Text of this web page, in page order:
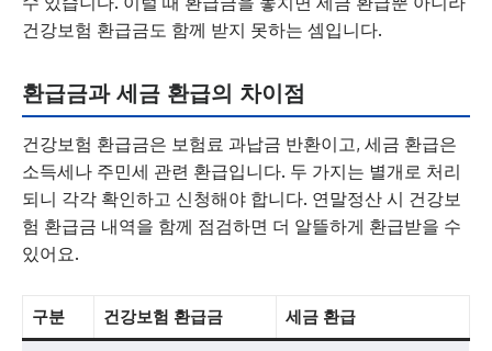
건강보험 환급금도 함께 받지 못하는 셈입니다.
환급금과 세금 환급의 차이점
건강보험 환급금은 보험료 과납금 반환이고, 세금 환급은
소득세나 주민세 관련 환급입니다. 두 가지는 별개로 처리
되니 각각 확인하고 신청해야 합니다. 연말정산 시 건강보
험 환급금 내역을 함께 점검하면 더 알뜰하게 환급받을 수
있어요.
구분 건강보험 환급금 세금 환급